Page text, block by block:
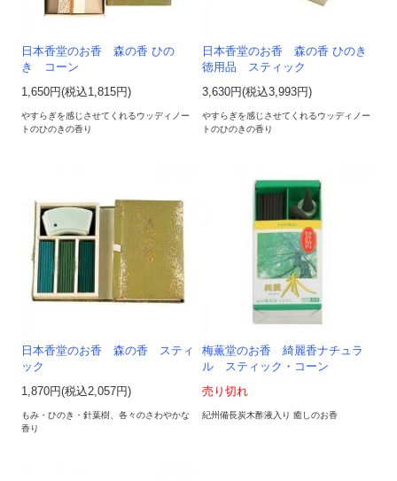
日本香堂のお香 森の香 ひの
き コーン
1,650円(税込1,815円)
やすらぎを感じさせてくれるウッディノー
トのひのきの香り
日本香堂のお香 森の香 ひのき
徳用品 スティック
3,630円(税込3,993円)
やすらぎを感じさせてくれるウッディノー
トのひのきの香り
日本香堂のお香 森の香 スティ
ック
1,870円(税込2,057円)
もみ・ひのき・針葉樹、各々のさわやかな
香り
梅薫堂のお香 綺麗香ナチュラ
ル スティック・コーン
売り切れ
紀州備長炭木酢液入り 癒しのお香